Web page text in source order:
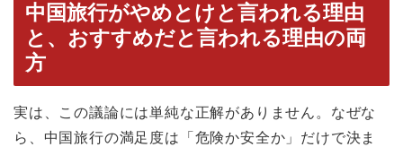
中国旅行がやめとけと言われる理由
と、おすすめだと言われる理由の両
方
実は、この議論には単純な正解がありません。なぜな
ら、中国旅行の満足度は「危険か安全か」だけで決ま